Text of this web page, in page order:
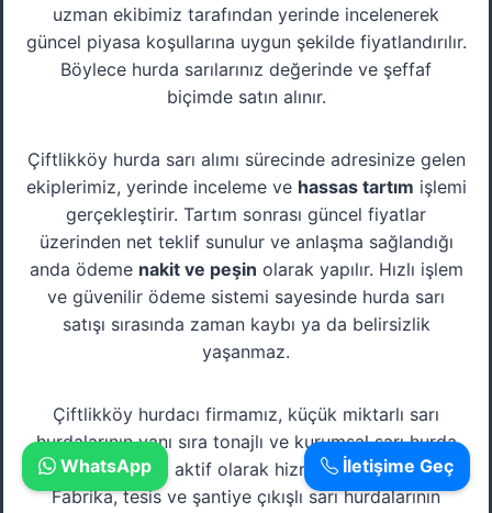
uzman ekibimiz tarafından yerinde incelenerek
güncel piyasa koşullarına uygun şekilde fiyatlandırılır.
Böylece hurda sarılarınız değerinde ve şeffaf
biçimde satın alınır.
Çiftlikköy hurda sarı alımı sürecinde adresinize gelen
ekiplerimiz, yerinde inceleme ve hassas tartım işlemi
gerçekleştirir. Tartım sonrası güncel fiyatlar
üzerinden net teklif sunulur ve anlaşma sağlandığı
anda ödeme nakit ve peşin olarak yapılır. Hızlı işlem
ve güvenilir ödeme sistemi sayesinde hurda sarı
satışı sırasında zaman kaybı ya da belirsizlik
yaşanmaz.
Çiftlikköy hurdacı firmamız, küçük miktarlı sarı
hurdalarının yanı sıra tonajlı ve kurumsal sarı hurda
alımlarında da aktif olarak hizmet vermektedir.
Fabrika, tesis ve şantiye çıkışlı sarı hurdalarının
İletişime Geç
WhatsApp